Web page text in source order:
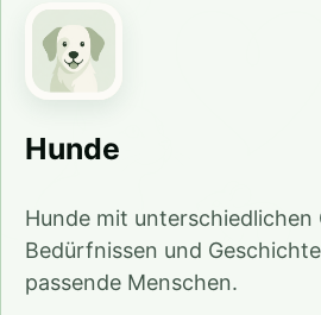
Hunde
Hunde mit unterschiedlichen
Bedürfnissen und
passende Menschen.